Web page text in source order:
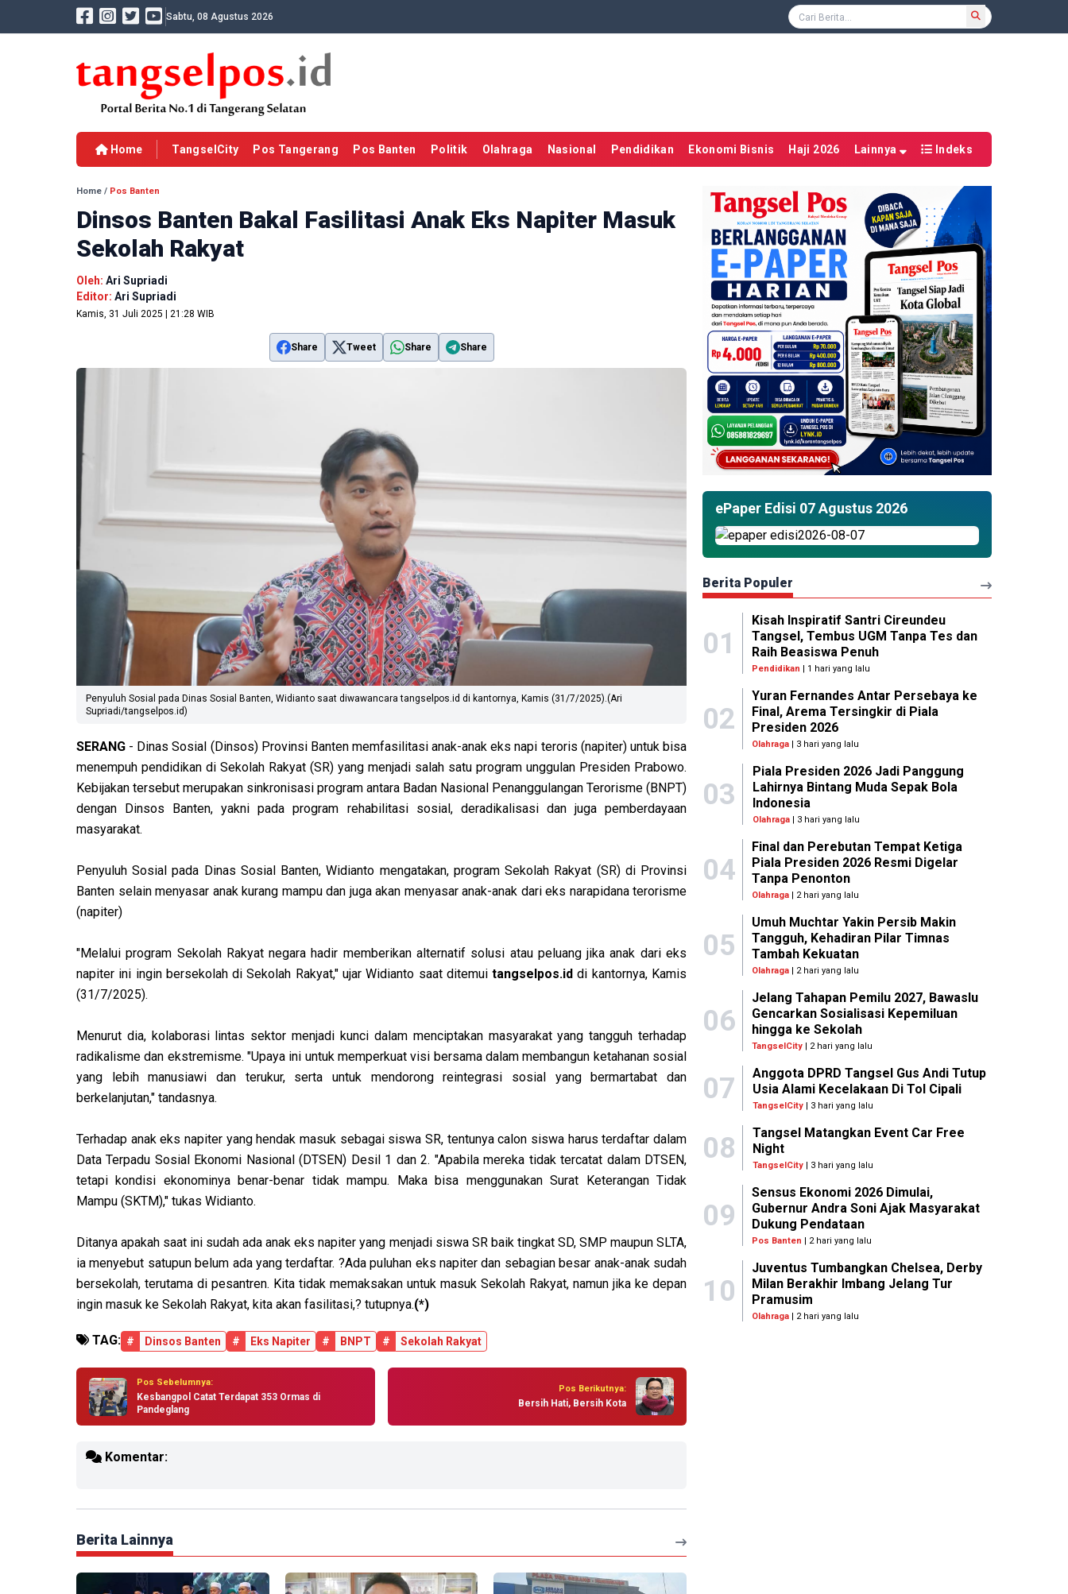
Sabtu, 08 Agustus 2026
Home TangselCity Pos Tangerang Pos Banten Politik Olahraga Nasional Pendidikan Ekonomi Bisnis Haji 2026 Lainnya Indeks
Home / Pos Banten
Dinsos Banten Bakal Fasilitasi Anak Eks Napiter Masuk
Sekolah Rakyat
Oleh: Ari Supriadi
Editor: Ari Supriadi
Kamis, 31 Juli 2025 | 21:28 WIB
Share Tweet Share Share
Penyuluh Sosial pada Dinas Sosial Banten, Widianto saat diwawancara tangselpos.id di kantornya, Kamis (31/7/2025).(Ari
Supriadi/tangselpos.id)
SERANG - Dinas Sosial (Dinsos) Provinsi Banten memfasilitasi anak-anak eks napi teroris (napiter) untuk bisa
menempuh pendidikan di Sekolah Rakyat (SR) yang menjadi salah satu program unggulan Presiden Prabowo.
Kebijakan tersebut merupakan sinkronisasi program antara Badan Nasional Penanggulangan Terorisme (BNPT)
dengan Dinsos Banten, yakni pada program rehabilitasi sosial, deradikalisasi dan juga pemberdayaan
masyarakat.
Penyuluh Sosial pada Dinas Sosial Banten, Widianto mengatakan, program Sekolah Rakyat (SR) di Provinsi
Banten selain menyasar anak kurang mampu dan juga akan menyasar anak-anak dari eks narapidana terorisme
(napiter)
"Melalui program Sekolah Rakyat negara hadir memberikan alternatif solusi atau peluang jika anak dari eks
napiter ini ingin bersekolah di Sekolah Rakyat," ujar Widianto saat ditemuitangselpos.id di kantornya, Kamis
(31/7/2025).
Menurut dia, kolaborasi lintas sektor menjadi kunci dalam menciptakan masyarakat yang tangguh terhadap
radikalisme dan ekstremisme. "Upaya ini untuk memperkuat visi bersama dalam membangun ketahanan sosial
yang lebih manusiawi dan terukur, serta untuk mendorong reintegrasi sosial yang bermartabat dan
berkelanjutan," tandasnya.
Terhadap anak eks napiter yang hendak masuk sebagai siswa SR, tentunya calon siswa harus terdaftar dalam
Data Terpadu Sosial Ekonomi Nasional (DTSEN) Desil 1 dan 2. "Apabila mereka tidak tercatat dalam DTSEN,
tetapi kondisi ekonominya benar-benar tidak mampu. Maka bisa menggunakan Surat Keterangan Tidak
Mampu (SKTM)," tukas Widianto.
Ditanya apakah saat ini sudah ada anak eks napiter yang menjadi siswa SR baik tingkat SD, SMP maupun SLTA,
ia menyebut satupun belum ada yang terdaftar. ?Ada puluhan eks napiter dan sebagian besar anak-anak sudah
bersekolah, terutama di pesantren. Kita tidak memaksakan untuk masuk Sekolah Rakyat, namun jika ke depan
ingin masuk ke Sekolah Rakyat, kita akan fasilitasi,? tutupnya.(*)
TAG: # Dinsos Banten # Eks Napiter # BNPT # Sekolah Rakyat
Pos Sebelumnya:
Kesbangpol Catat Terdapat 353 Ormas di
Pandeglang
Pos Berikutnya:
Bersih Hati, Bersih Kota
Komentar:
Berita Lainnya
ePaper Edisi 07 Agustus 2026
Berita Populer
01
Kisah Inspiratif Santri Cireundeu
Tangsel, Tembus UGM Tanpa Tes dan
Raih Beasiswa Penuh
Pendidikan | 1 hari yang lalu
02
Yuran Fernandes Antar Persebaya ke
Final, Arema Tersingkir di Piala
Presiden 2026
Olahraga | 3 hari yang lalu
03
Piala Presiden 2026 Jadi Panggung
Lahirnya Bintang Muda Sepak Bola
Indonesia
Olahraga| 3 hari yang lalu
04
Final dan Perebutan Tempat Ketiga
Piala Presiden 2026 Resmi Digelar
Tanpa Penonton
Olahraga | 2 hari yang lalu
05
Umuh Muchtar Yakin Persib Makin
Tangguh, Kehadiran Pilar Timnas
Tambah Kekuatan
Olahraga | 2 hari yang lalu
06
Jelang Tahapan Pemilu 2027, Bawaslu
Gencarkan Sosialisasi Kepemiluan
hingga ke Sekolah
TangselCity | 2 hari yang lalu
07
Anggota DPRD Tangsel Gus Andi Tutup
Usia Alami Kecelakaan Di Tol Cipali
TangselCity| 3 hari yang lalu
08
Tangsel Matangkan Event Car Free
Night
TangselCity| 3 hari yang lalu
09
Sensus Ekonomi 2026 Dimulai,
Gubernur Andra Soni Ajak Masyarakat
Dukung Pendataan
Pos Banten | 2 hari yang lalu
10
Juventus Tumbangkan Chelsea, Derby
Milan Berakhir Imbang Jelang Tur
Pramusim
Olahraga | 2 hari yang lalu